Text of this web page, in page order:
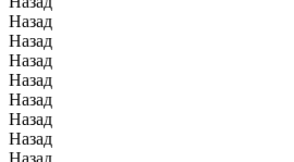
Назад
Назад
Назад
Назад
Назад
Назад
Назад
Назад